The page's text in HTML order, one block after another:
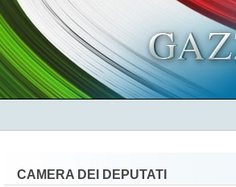
CAMERA DEI DEPUTATI